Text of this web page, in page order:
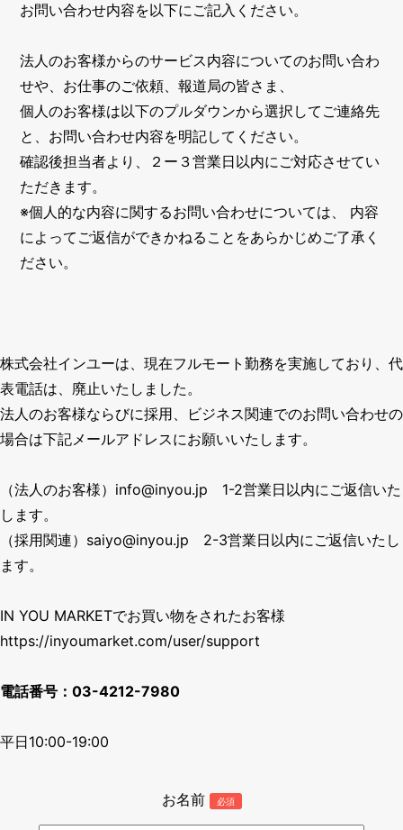
お問い合わせ内容を以下にご記入ください。
法人のお客様からのサービス内容についてのお問い合わ
せや、お仕事のご依頼、報道局の皆さま、
個人のお客様は以下のプルダウンから選択してご連絡先
と、お問い合わせ内容を明記してください。
確認後担当者より、２ー３営業日以内にご対応させてい
ただきます。
※個人的な内容に関するお問い合わせについては、 内容
によってご返信ができかねることをあらかじめご了承く
ださい。
株式会社インユーは、現在フルモート勤務を実施しており、代
表電話は、廃止いたしました。
法人のお客様ならびに採用、ビジネス関連でのお問い合わせの
場合は下記メールアドレスにお願いいたします。
（法人のお客様） info@inyou.jp 1-2営業日以内にご返信いた
します。
（採用関連） saiyo@inyou.jp 2-3営業日以内にご返信いたし
ます。
IN YOU MARKETでお買い物をされたお客様
https://inyoumarket.com/user/support
電話番号： 03-4212-7980
平日10:00-19:00
お名前 必須